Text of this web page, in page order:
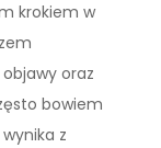
krokiem w
oraz
bowiem
z